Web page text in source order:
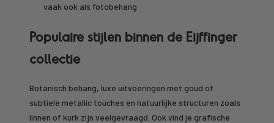
vaak ook als fotobehang
Populaire stijlen binnen de Eijffinger
collectie
Botanisch behang, luxe uitvoeringen met goud of
subtiele metallic touches en natuurlijke structuren zoals
linnen of kurk zijn veelgevraagd. Ook vind je grafische